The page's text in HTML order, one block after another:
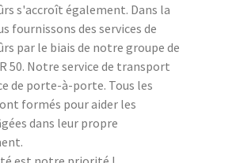
s'accroît également. Dans la
fournissons des services de
par le biais de notre groupe de
50. Notre service de transport
de porte-à-porte. Tous les
formés pour aider les
dans leur propre